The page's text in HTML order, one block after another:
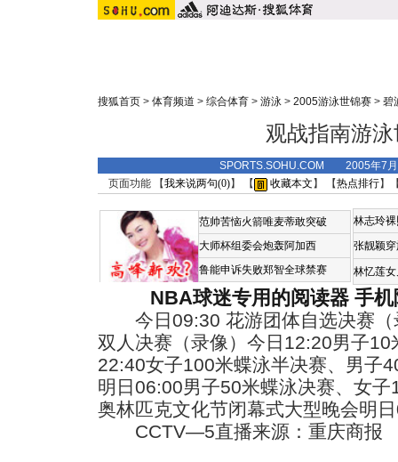
搜狐首页 > 体育频道 > 综合体育 > 游泳 > 2005游泳世锦赛 > 碧
观战指南游
SPORTS.SOHU.COM 2005年7
页面功能 【我来说两句(0)】 【 收藏本文 】 【热点排行】
范帅苦恼火箭唯麦蒂敢突破
大师杯组委会炮轰阿加西
鲁能申诉失败郑智全球禁赛
林志玲
张靓颖
林忆莲
NBA球迷专用的阅读器 手
今日09:30 花游团体自选决赛（
双人决赛（录像）今日12:20男子
22:40女子100米蝶泳半决赛、男子
明日06:00男子50米蝶泳决赛、女
奥林匹克文化节闭幕式大型晚会明
CCTV—5直播来源：重庆商报